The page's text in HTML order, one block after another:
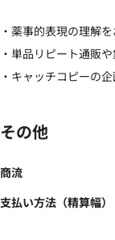
・薬事的表現の理解
・単品リピート通販
・キャッチコピーの
その他
商流
支払い方法（精算幅）